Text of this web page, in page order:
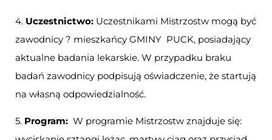
4. Uczestnictwo: Uczestnikami Mistrzostw mogą być
zawodnicy ? mieszkańcy GMINY PUCK, posiadający
aktualne badania lekarskie. W przypadku braku
badań zawodnicy podpisują oświadczenie, że startują
na własną odpowiedzialność.
5. Program: W programie Mistrzostw znajduje się: